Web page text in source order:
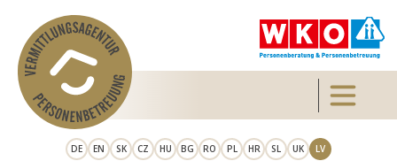
Skip to main content Toggle
DE EN SK CZ HU BG RO PL HR SL UK LV